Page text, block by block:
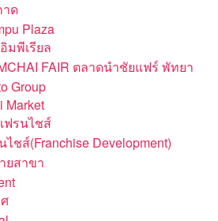
ด
Plaza
มพีเรียล
FAIR ตลาดนำชัยแฟร์ พัทยา
Group
Market
ฟรนไชส์
ไชส์(Franchise Development)
ยสาขา